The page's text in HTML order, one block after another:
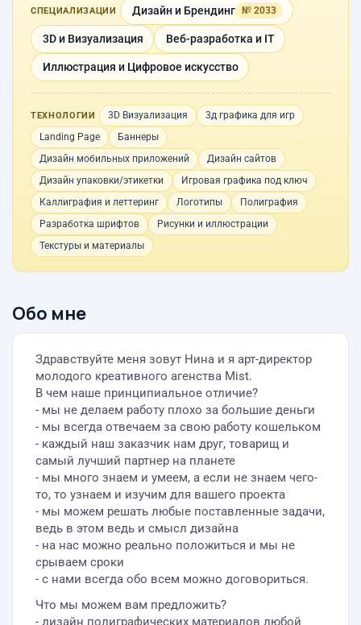
СПЕЦИАЛИЗАЦИИ Дизайн и Брендинг № 2033
3D и Визуализация Веб-разработка и IT
Иллюстрация и Цифровое искусство
ТЕХНОЛОГИИ 3D Визуализация
3д графика для игр
Landing Page
Баннеры
Дизайн мобильных приложений
Дизайн сайтов
Дизайн упаковки/этикетки
Игровая графика под ключ
Каллиграфия и леттеринг
Логотипы
Полиграфия
Разработка шрифтов
Рисунки и иллюстрации
Текстуры и материалы
Обо мне
Здравствуйте меня зовут Нина и я арт-директор
молодого креативного агенства Mist.
В чем наше принципиальное отличие?
- мы не делаем работу плохо за большие деньги
- мы всегда отвечаем за свою работу кошельком
- каждый наш заказчик нам друг, товарищ и
самый лучший партнер на планете
- мы много знаем и умеем, а если не знаем чего-
то, то узнаем и изучим для вашего проекта
- мы можем решать любые поставленные задачи,
ведь в этом ведь и смысл дизайна
- на нас можно реально положиться и мы не
срываем сроки
- с нами всегда обо всем можно договориться.
Что мы можем вам предложить?
- дизайн полиграфических материалов любой